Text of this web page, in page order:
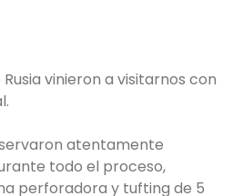
Rusia vinieron a visitarnos con
atentamente
todo el proceso,
perforadora y tufting de 5